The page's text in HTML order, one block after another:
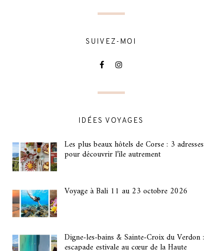
SUIVEZ-MOI
IDÉES VOYAGES
Les plus beaux hôtels de Corse : 3 adresses
pour découvrir l’île autrement
Voyage à Bali 11 au 23 octobre 2026
Digne-les-bains & Sainte-Croix du Verdon :
escapade estivale au cœur de la Haute